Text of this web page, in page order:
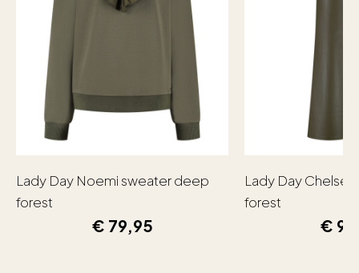
Lady Day Noemi sweater deep
forest
€ 79,95
Lady Day
forest
€